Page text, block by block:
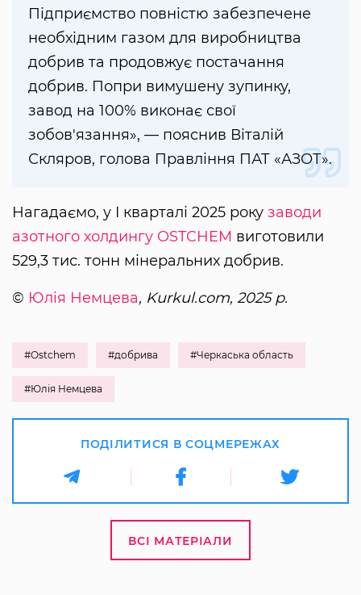
Підприємство повністю забезпечене
необхідним газом для виробництва
добрив та продовжує постачання
добрив. Попри вимушену зупинку,
завод на 100% виконає свої
зобов'язання», — пояснив Віталій
Скляров, голова Правління ПАТ «АЗОТ».
Нагадаємо, у I кварталі 2025 року заводи
азотного холдингу OSTCHEM виготовили
529,3 тис. тонн мінеральних добрив.
© Юлія Немцева, Kurkul.com, 2025 р.
#Ostchem #добрива #Черкаська область
#Юлія Немцева
ПОДІЛИТИСЯ В СОЦМЕРЕЖАХ
ВСІ МАТЕРІАЛИ